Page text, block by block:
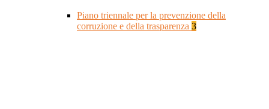
Piano triennale per la prevenzione della
corruzione e della trasparenza 3